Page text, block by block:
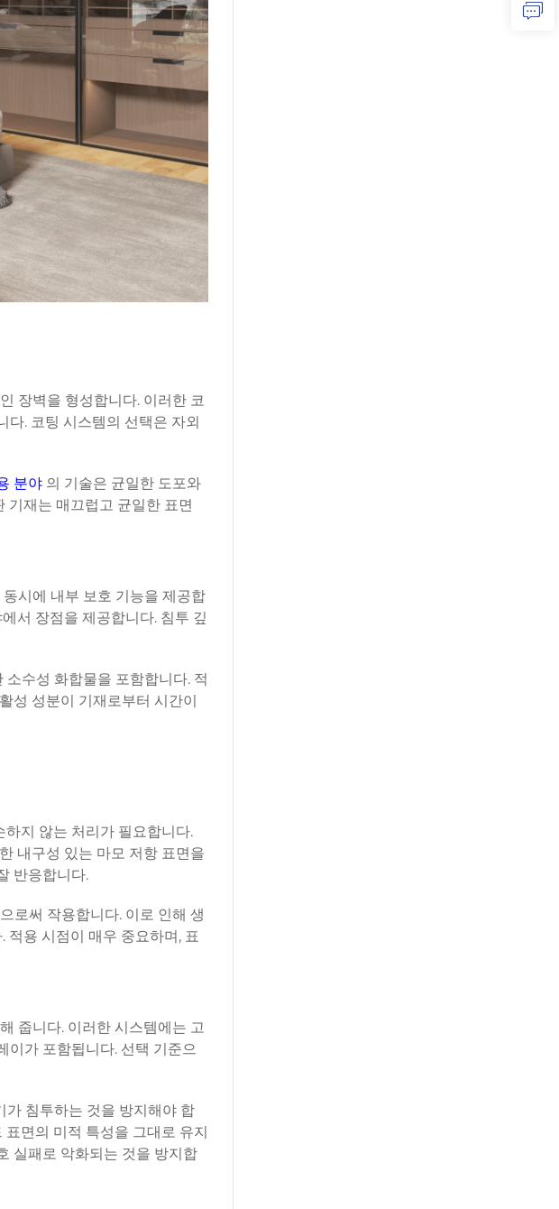
장벽을 형성합니다. 이러한 코
다. 코팅 시스템의 선택은 자외
분야 의 기술은 균일한 도포와
기재는 매끄럽고 균일한 표면
시에 내부 보호 기능을 제공합
서 장점을 제공합니다. 침투 깊
수성 화합물을 포함합니다. 적
성 성분이 기재로부터 시간이
지 않는 처리가 필요합니다.
내구성 있는 마모 저항 표면을
반응합니다.
로써 작용합니다. 이로 인해 생
적용 시점이 매우 중요하며, 표
줍니다. 이러한 시스템에는 고
이가 포함됩니다. 선택 기준으
가 침투하는 것을 방지해야 합
면의 미적 특성을 그대로 유지
실패로 악화되는 것을 방지합